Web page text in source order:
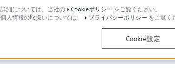
ソニーストアでのお買い物に関するご利用
ソニーストアのご利用方法・サービスに関してのご
詳細については、当社の
Cookieポリシー をご覧ください。
個人情報の取扱いについては、
プライバシーポリシー をご覧く
Cookie設定